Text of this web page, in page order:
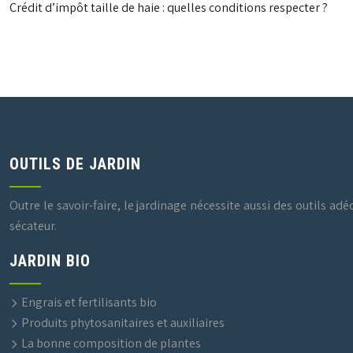
Crédit d’impôt taille de haie : quelles conditions respecter ?
OUTILS DE JARDIN
Outre le savoir-faire, le jardinage nécessite aussi des outils
sécateur.
JARDIN BIO
Engrais et fertilisants bio
Produits phytosanitaires et auxiliaires
La bonne composition de plantes